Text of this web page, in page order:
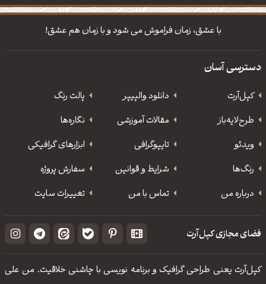
دانلود والپیپر مذهبی
تایپوگرافی شعر مولانا
با عشق، زمان فراموش می شود و با زمان هم عشق!
دسترسی آسان
کپل‌آرت دانلود‌ والپیپر
پالت رنگ
طرح‌لایه‌باز
مقالات آموزشی
نگاره‌ها
ویدئو
‌تایپوگرافی
ابزارهای گرافیکی
رنگ‌ها
شرایط و قوانین
سفارش پروژه
درباره من
تماس با من تغییرات سایت
فضای مجازی کپل‌آرت
کپل‌آرت یعنی طراحی گرافیک و برنامه نویسی با چاشنی خلاقیت. من علی